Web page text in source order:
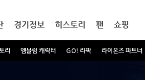
리 엠블럼 캐릭터 GO! 라팍 라이온즈 파트너
경기정보 히스토리 팬 쇼핑